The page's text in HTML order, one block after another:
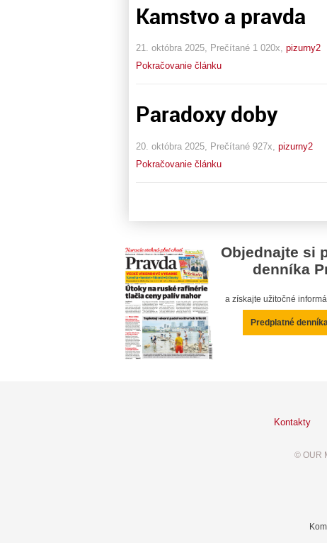
Kamstvo a pravda
21. októbra 2025, Prečítané 1 020x, pizurny2
Pokračovanie článku
Paradoxy doby
20. októbra 2025, Prečítané 927x, pizurny2
Pokračovanie článku
Objednajte si
denníka
a získajte užitočné
Predplatné
Kontakty
© OUR